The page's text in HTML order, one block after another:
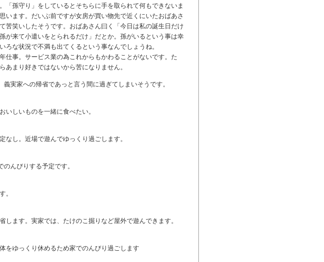
「孫守り」をしているとそちらに手を取られて何もできないま
います。だいぶ前ですが女房が買い物先で近くにいたおばあさ
苦笑いしたそうです。おばあさん曰く「今日は私の誕生日だけ
が来て小遣いをとられるだけ」だとか。孫がいるという事は幸
ろな状況で不満も出てくるという事なんでしょうね。
仕事。サービス業の為これからもかわることがないです。た
あまり好きではないから苦になりません。
義実家への帰省であっと言う間に過ぎてしまいそうです。
いしいものを一緒に食べたい。
なし。近場で遊んでゆっくり過ごします。
んびりする予定です。
。
します。実家では、たけのこ掘りなど屋外で遊んできます。
をゆっくり休めるため家でのんびり過ごします